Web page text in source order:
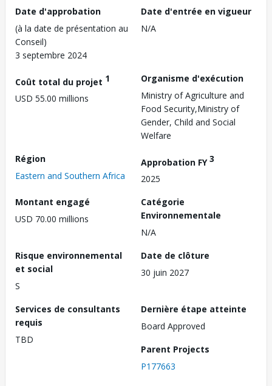
Date d'approbation
(à la date de présentation au
Conseil)
3 septembre 2024
Date d'entrée en vigueur
N/A
Coût total du projet 1
USD 55.00 millions
Organisme d'exécution
Ministry of Agriculture and
Food Security,Ministry of
Gender, Child and Social
Welfare
Région
Eastern and Southern Africa
Approbation FY3
2025
Montant engagé
USD 70.00 millions
Catégorie
Environnementale
N/A
Risque environnemental
et social
S
Date de clôture
30 juin 2027
Services de consultants
requis
TBD
Dernière étape atteinte
Board Approved
Parent Projects
P177663